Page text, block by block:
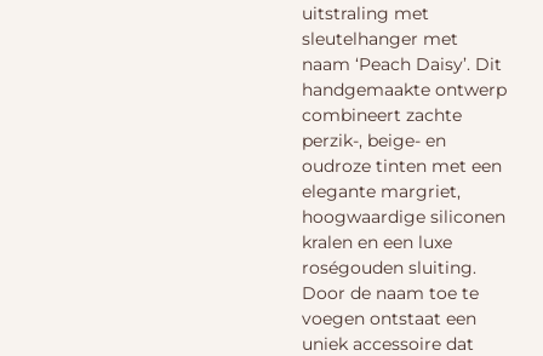
uitstraling met
sleutelhanger met
naam ‘Peach Daisy’. Dit
handgemaakte ontwerp
combineert zachte
perzik-, beige- en
oudroze tinten met een
elegante margriet,
hoogwaardige siliconen
kralen en een luxe
roségouden sluiting.
Door de naam toe te
voegen ontstaat een
uniek accessoire dat